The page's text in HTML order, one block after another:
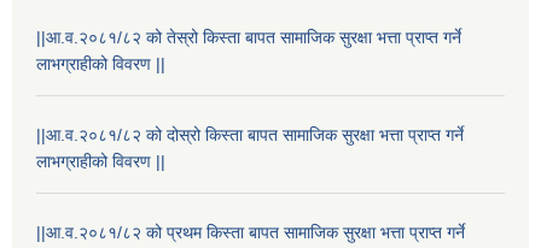
||आ.व.२०८१/८२ को तेस्रो किस्ता बापत सामाजिक सुरक्षा भत्ता प्राप्त गर्ने
लाभग्राहीको विवरण ||
||आ.व.२०८१/८२ को दोस्रो किस्ता बापत सामाजिक सुरक्षा भत्ता प्राप्त गर्ने
लाभग्राहीको विवरण ||
||आ.व.२०८१/८२ को प्रथम किस्ता बापत सामाजिक सुरक्षा भत्ता प्राप्त गर्ने